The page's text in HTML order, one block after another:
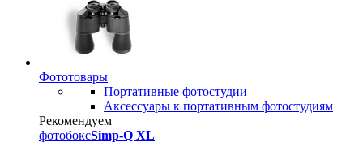
Фототовары
Портативные фотостудии
Аксессуары к портативным фотостудиям
Рекомендуем
фотобоксSimp-Q XL